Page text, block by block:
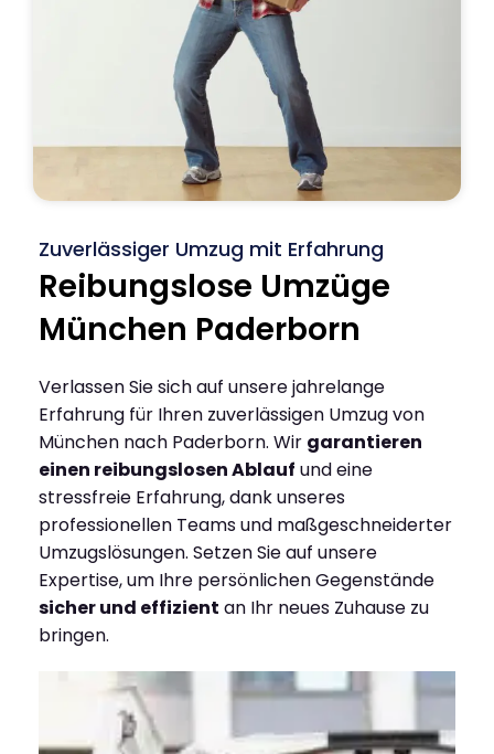
Zuverlässiger Umzug mit Erfahrung
Reibungslose Umzüge
München Paderborn
Verlassen Sie sich auf unsere jahrelange
Erfahrung für Ihren zuverlässigen Umzug von
München nach Paderborn. Wir garantieren
einen reibungslosen Ablauf und eine
stressfreie Erfahrung, dank unseres
professionellen Teams und maßgeschneiderter
Umzugslösungen. Setzen Sie auf unsere
Expertise, um Ihre persönlichen Gegenstände
sicher und effizient an Ihr neues Zuhause zu
bringen.